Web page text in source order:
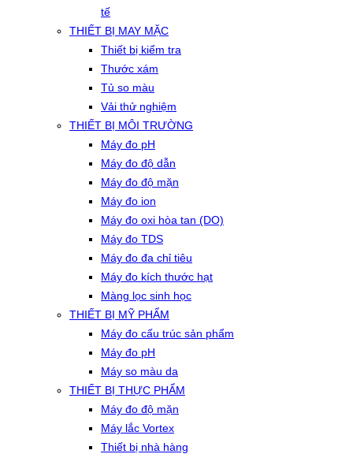
tế
THIẾT BỊ MAY MẶC
Thiết bị kiểm tra
Thước xám
Tủ so màu
Vải thử nghiệm
THIẾT BỊ MÔI TRƯỜNG
Máy đo pH
Máy đo độ dẫn
Máy đo độ mặn
Máy đo ion
Máy đo oxi hòa tan (DO)
Máy đo TDS
Máy đo đa chỉ tiêu
Máy đo kích thước hạt
Màng lọc sinh học
THIẾT BỊ MỸ PHẨM
Máy đo cấu trúc sản phẩm
Máy đo pH
Máy so màu da
THIẾT BỊ THỰC PHẨM
Máy đo độ mặn
Máy lắc Vortex
Thiết bị nhà hàng